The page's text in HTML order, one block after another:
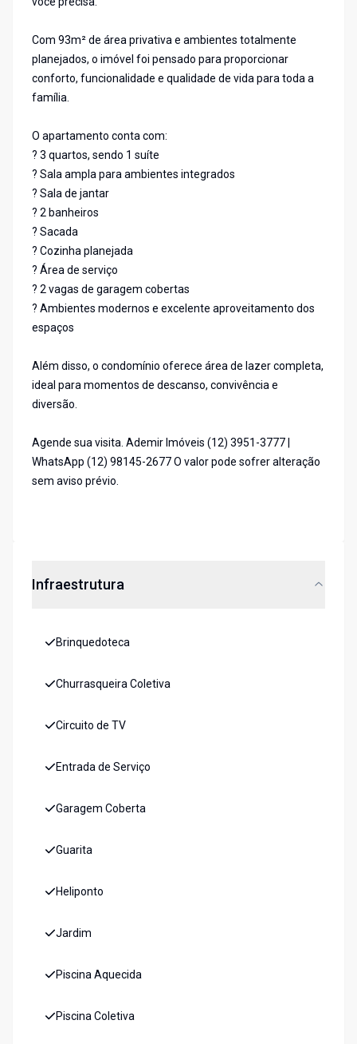
Com 93m² de área privativa e ambientes totalmente
planejados, o imóvel foi pensado para proporcionar
conforto, funcionalidade e qualidade de vida para toda a
família.
O apartamento conta com:
? 3 quartos, sendo 1 suíte
? Sala ampla para ambientes integrados
? Sala de jantar
? 2 banheiros
? Sacada
? Cozinha planejada
? Área de serviço
? 2 vagas de garagem cobertas
? Ambientes modernos e excelente aproveitamento dos
espaços
Além disso, o condomínio oferece área de lazer completa,
ideal para momentos de descanso, convivência e
diversão.
Agende sua visita. Ademir Imóveis (12) 3951-3777 |
WhatsApp (12) 98145-2677 O valor pode sofrer alteração
sem aviso prévio.
Infraestrutura
Brinquedoteca
Churrasqueira Coletiva
Circuito de TV
Entrada de Serviço
Garagem Coberta
Guarita
Heliponto
Jardim
Piscina Aquecida
Piscina Coletiva